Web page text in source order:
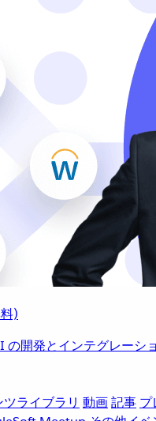
)
開発とインテグレーシ
ライブラリ 動画記事 プ